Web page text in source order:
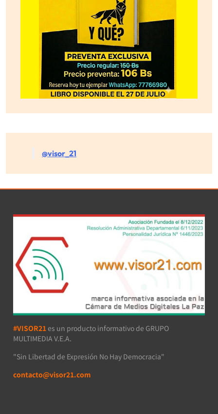
@visor_21
#VISOR21 es un producto informativo de GRUPO
MULTIMEDIA V.E.A.
"Sin Libertad de Expresión No Hay Democracia"
contacto@visor21.com